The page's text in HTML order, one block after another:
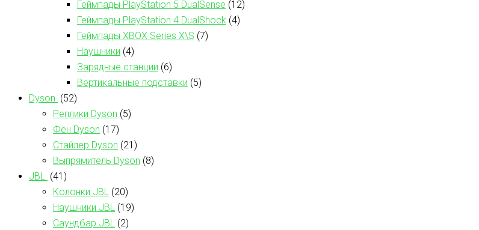
Геймпады PlayStation 5 DualSense (12)
Геймпады PlayStation 4 DualShock (4)
Геймпады XBOX Series X\S (7)
Наушники (4)
Зарядные станции (6)
Вертикальные подставки (5)
Dyson (52)
Реплики Dyson (5)
Фен Dyson (17)
Стайлер Dyson (21)
Выпрямитель Dyson (8)
JBL (41)
Колонки JBL (20)
Наушники JBL (19)
Саундбар JBL (2)